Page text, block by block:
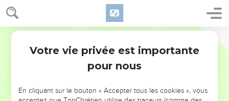
NE MANQUEZ PAS L’ÉVÉNEMENT
Votre vie privée est importante
pour nous
En cliquant sur le bouton « Accepter tous les cookies », vous